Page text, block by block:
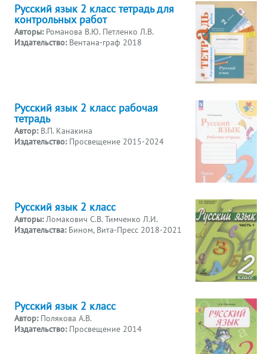
Русский язык 2 класс тетрадь для
контрольных работ
Авторы: Романова В.Ю. Петленко Л.В.
Издательство: Вентана-граф 2018
Русский язык 2 класс рабочая
тетрадь
Автор: В.П. Канакина
Издательство: Просвещение 2015-2024
Русский язык 2 класс
Авторы:Ломакович С.В. Тимченко Л.И.
Издательства: Бином, Вита-Пресс 2018-2021
Русский язык 2 класс
Автор: Полякова А.В.
Издательство: Просвещение 2014